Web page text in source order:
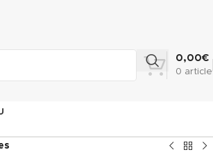
0 article
0,00€